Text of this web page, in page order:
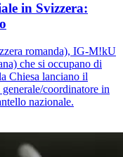
in Svizzera:
romanda), IG-M!kU
che si occupano di
Chiesa lanciano il
coordinatore in
nazionale.